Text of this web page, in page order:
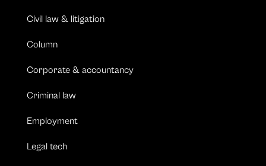
Civil law & litigation
Column
Corporate & accountancy
Criminal law
Employment
Legal tech